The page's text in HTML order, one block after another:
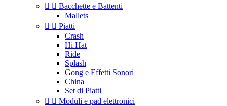
  Bacchette e Battenti
Mallets
  Piatti
Crash
Hi Hat
Ride
Splash
Gong e Effetti Sonori
China
Set di Piatti
  Moduli e pad elettronici